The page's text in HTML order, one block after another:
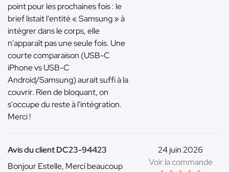
point pour les prochaines fois : le
brief listait l'entité « Samsung » à
intégrer dans le corps, elle
n'apparaît pas une seule fois. Une
courte comparaison (USB-C
iPhone vs USB-C
Android/Samsung) aurait suffi à la
couvrir. Rien de bloquant, on
s'occupe du reste à l'intégration.
Merci !
24 juin 2026
Voir la commande
Avis du client DC23-94423
Bonjour Estelle, Merci beaucoup